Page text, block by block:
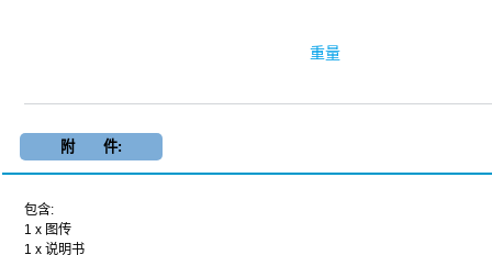
重量
附 件:
包含:
1 x 图传
1 x 说明书